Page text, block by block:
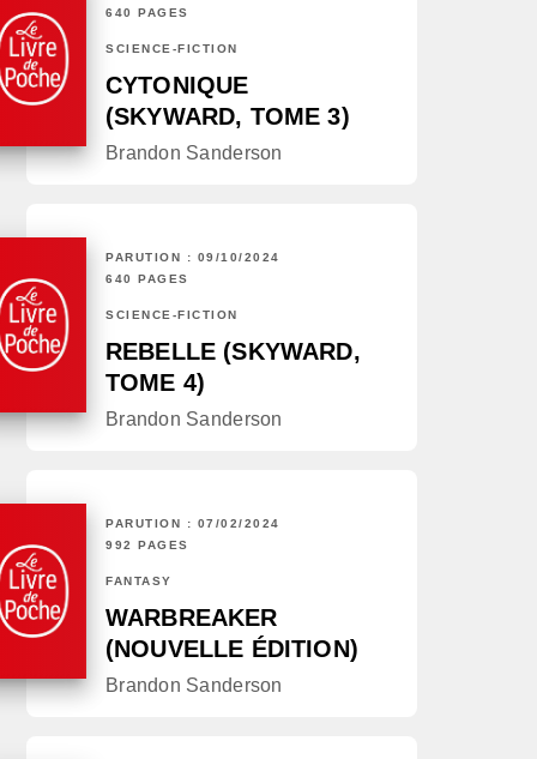
640 PAGES
SCIENCE-FICTION
CYTONIQUE
(SKYWARD, TOME 3)
Brandon Sanderson
PARUTION : 09/10/2024
640 PAGES
SCIENCE-FICTION
REBELLE (SKYWARD,
TOME 4)
Brandon Sanderson
PARUTION : 07/02/2024
992 PAGES
FANTASY
WARBREAKER
(NOUVELLE ÉDITION)
Brandon Sanderson